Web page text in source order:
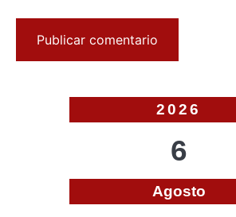
2026
6
Agosto